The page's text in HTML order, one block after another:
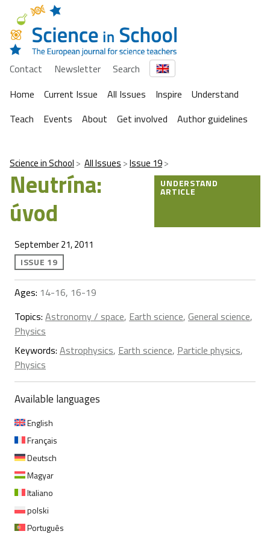
Contact Newsletter
Search
Home
Current Issue All Issues Inspire
Understand
Teach
Events About Get involved Author guidelines
Science in School All Issues Issue 19
Neutrína:
úvod
UNDERSTAND
ARTICLE
September 21, 2011
ISSUE 19
Ages: 14-16, 16-19
Topics: Astronomy / space, Earth science, General science,
Physics
Keywords: Astrophysics, Earth science, Particle physics,
Physics
Available languages
English
Français
Deutsch
Magyar
Italiano
polski
Português